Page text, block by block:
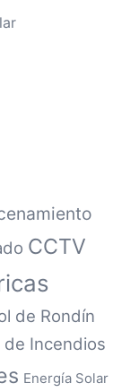
CCTV
de Rondín
Incendios
Energía Solar